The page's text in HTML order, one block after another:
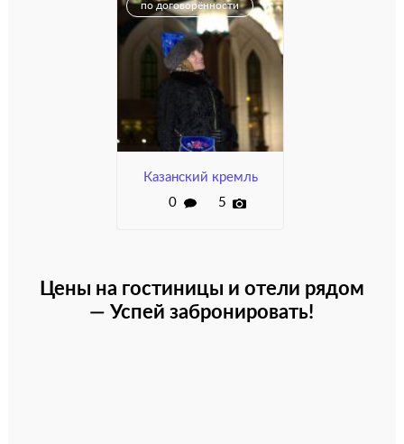
Казанский кремль
0
5
по договорённости
Цены на гостиницы и отели рядом
— Успей забронировать!